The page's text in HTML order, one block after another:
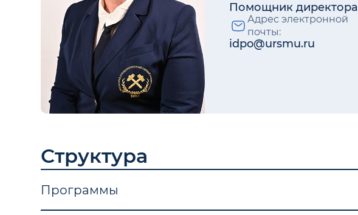
Помощник директора
Адрес электронной
почты:
idpo@ursmu.ru
Структура
Программы